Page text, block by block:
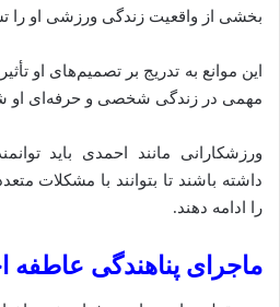
بخشی از واقعیت زندگی ورزشی او را
این موانع به تدریج بر تصمیم‌های او
مهمی در زندگی شخصی و حرفه‌ای او
ورزشکارانی مانند احمدی باید
داشته باشند تا بتوانند با مشکلات
را ادامه دهند.
ماجرای پناهندگی عاطفه